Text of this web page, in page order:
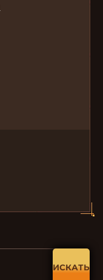
ИСКАТЬ